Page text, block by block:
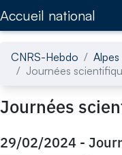
Accueil national
CNRS-Hebdo Alpes
Journées
Journées
29/02/2024 -